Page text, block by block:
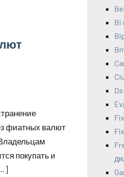
фиатных валют
покупать и
Bi